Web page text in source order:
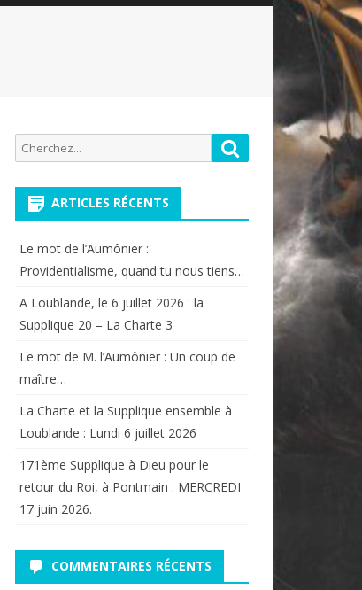
Recherche
pour:
Rechercher
ARTICLES RÉCENTS
Le mot de l’Aumônier :
Providentialisme, quand tu nous tiens…
A Loublande, le 6 juillet 2026 : la
Supplique 20 – La Charte 3
Le mot de M. l’Aumônier : Un coup de
maître…
La Charte et la Supplique ensemble à
Loublande : Lundi 6 juillet 2026
171ème Supplique à Dieu pour le
retour du Roi, à Pontmain : MERCREDI
17 juin 2026.
COMMENTAIRES RÉCENTS